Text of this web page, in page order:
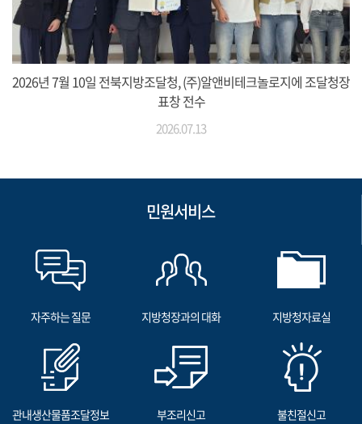
2026년 7월 10일 전북지방조달청, (주)알앤비테크놀로지에 조달청장
표창 전수
2026.07.13
민원서비스
자주하는 질문 지방청장과의 대화 지방청자료실
관내생산물품조달정보 부조리신고 불친절신고